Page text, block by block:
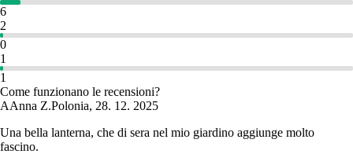
6
2
0
1
1
Come funzionano le recensioni?
AAnna Z.Polonia, 28. 12. 2025
Una bella lanterna, che di sera nel mio giardino aggiunge molto
fascino.